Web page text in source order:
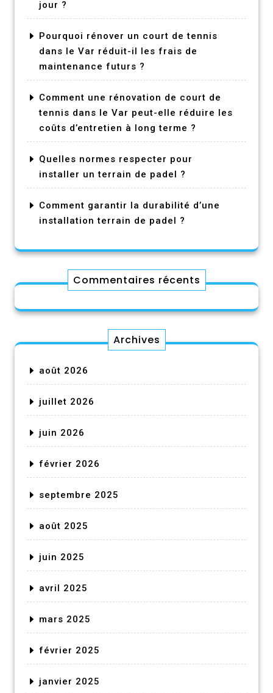
jour ?
Pourquoi rénover un court de tennis
dans le Var réduit-il les frais de
maintenance futurs ?
Comment une rénovation de court de
tennis dans le Var peut-elle réduire les
coûts d’entretien à long terme ?
Quelles normes respecter pour
installer un terrain de padel ?
Comment garantir la durabilité d’une
installation terrain de padel ?
Commentaires récents
Archives
août 2026
juillet 2026
juin 2026
février 2026
septembre 2025
août 2025
juin 2025
avril 2025
mars 2025
février 2025
janvier 2025